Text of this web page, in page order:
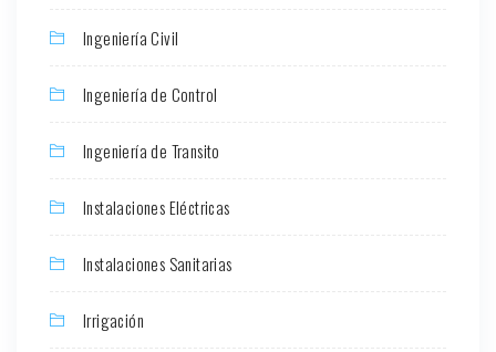
Ingeniería Civil
Ingeniería de Control
Ingeniería de Transito
Instalaciones Eléctricas
Instalaciones Sanitarias
Irrigación